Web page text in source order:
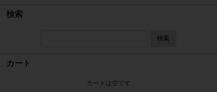
検索
検索
カート
カートは空です